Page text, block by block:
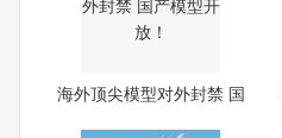
海外顶尖模型对外封禁 国